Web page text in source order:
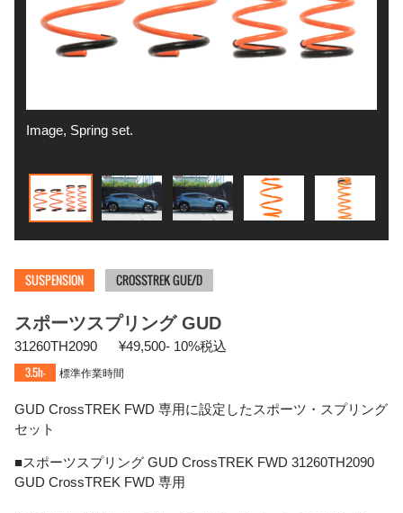
Image, Spring set.
SUSPENSION CROSSTREK GUE/D
スポーツスプリング GUD
31260TH2090
¥49,500- 10%税込
3.5h-
標準作業時間
GUD CrossTREK FWD 専用に設定したスポーツ・スプリング
セット
■スポーツスプリング GUD CrossTREK FWD 31260TH2090
GUD CrossTREK FWD 専用